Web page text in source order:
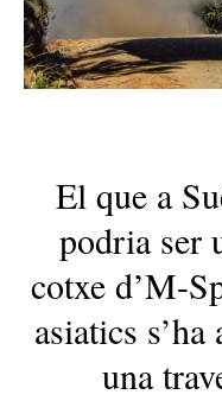
El que a
podria ser
cotxe d’M-
asiatics
una